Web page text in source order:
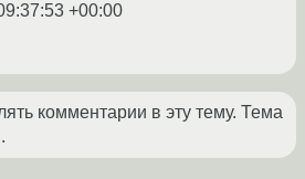
+00:00
комментарии в эту тему. Тема